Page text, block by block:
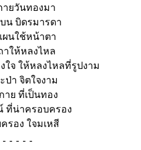
ายวันทองมา
น บิดรมารดา
ผนใช้หน้าตา
ให้หลงไหล
ใจ ให้หลงไหลที่รูปงาม
ป่า จิตใจงาม
าย ที่เป็นทอง
ที่น่าครอบครอง
รอง ใจมเหสี
-